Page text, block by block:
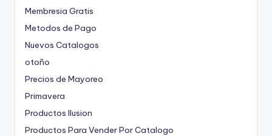
Membresia Gratis
Metodos de Pago
Nuevos Catalogos
otoño
Precios de Mayoreo
Primavera
Productos Ilusion
Productos Para Vender Por Catalogo